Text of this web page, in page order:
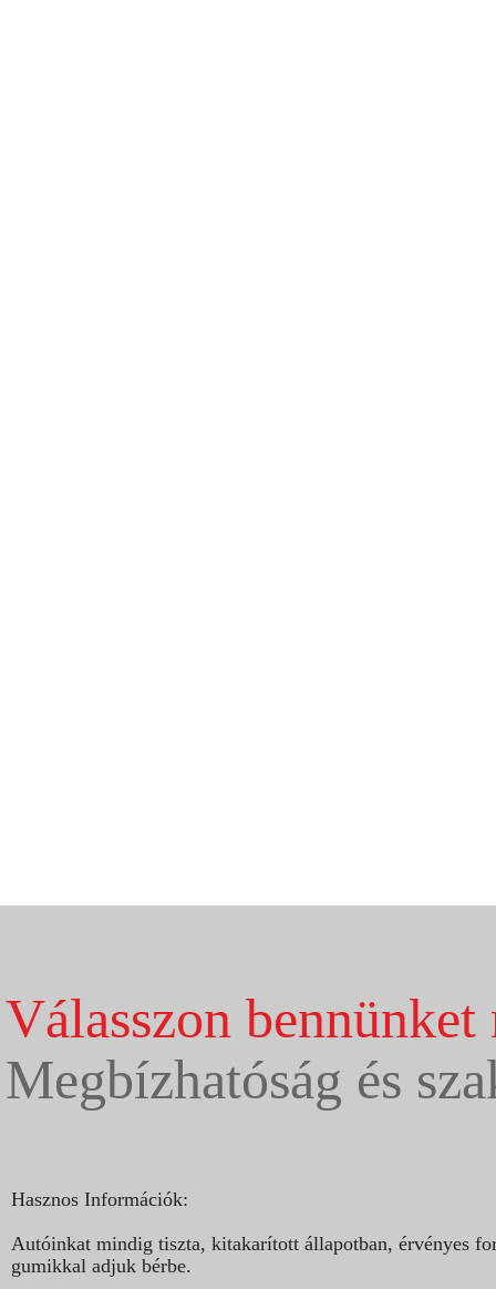
Válasszon bennünket
Megbízhatóság és
Hasznos Információk:
Autóinkat mindig tiszta, kitakarított állapotban, érvényes
gumikkal adjuk bérbe.